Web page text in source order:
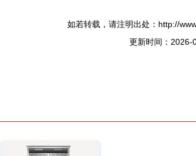
如若转载，请注明出处：http://
更新时间：2026-